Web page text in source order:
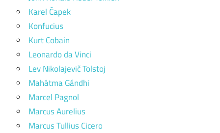
Karel Čapek
Konfucius
Kurt Cobain
Leonardo da Vinci
Lev Nikolajevič Tolstoj
Mahátma Gándhi
Marcel Pagnol
Marcus Aurelius
Marcus Tullius Cicero